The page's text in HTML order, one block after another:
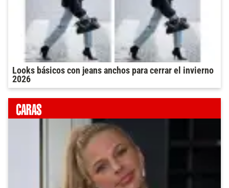
Looks básicos con jeans anchos para cerrar el invierno
2026